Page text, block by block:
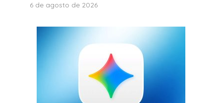
6 de agosto de 2026